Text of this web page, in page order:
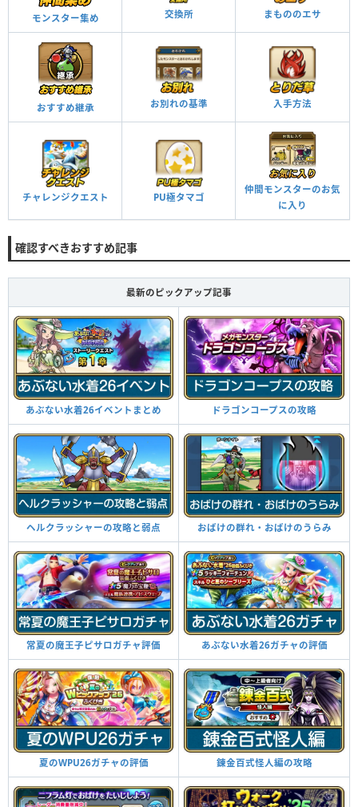
モンスター集め 交換所 まもののエサ
おすすめ継承 お別れの基準 入手方法
チャレンジクエスト PU極タマゴ
仲間モンスターのお気
に入り
確認すべきおすすめ記事
最新のピックアップ記事
あぶない水着26イベントまとめ ドラゴンコープスの攻略
ヘルクラッシャーの攻略と弱点 おばけの群れ・おばけのうらみ
常夏の魔王子ピサロガチャ評価 あぶない水着26ガチャの評価
夏のWPU26ガチャの評価 錬金百式怪人編の攻略